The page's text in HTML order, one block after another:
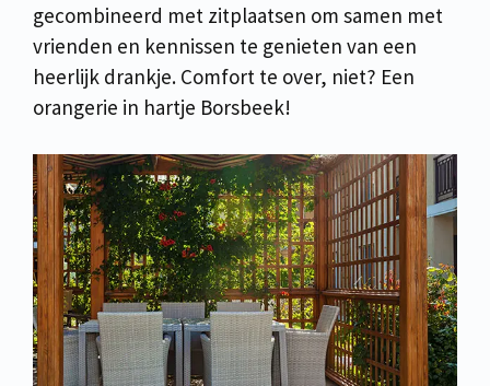
gecombineerd met zitplaatsen om samen met
vrienden en kennissen te genieten van een
heerlijk drankje. Comfort te over, niet? Een
orangerie in hartje Borsbeek!